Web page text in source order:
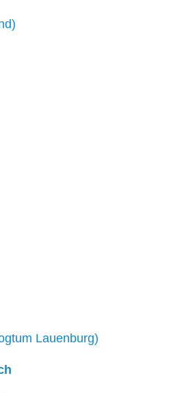
Lauenburg)